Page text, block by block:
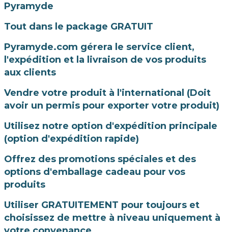
Pyramyde
Tout dans le package GRATUIT
Pyramyde.com gérera le service client,
l'expédition et la livraison de vos produits
aux clients
Vendre votre produit à l'international (Doit
avoir un permis pour exporter votre produit)
Utilisez notre option d'expédition principale
(option d'expédition rapide)
Offrez des promotions spéciales et des
options d'emballage cadeau pour vos
produits
Utiliser GRATUITEMENT pour toujours et
choisissez de mettre à niveau uniquement à